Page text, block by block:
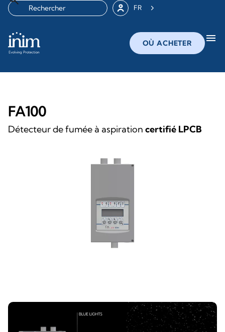
FR
OÙ ACHETER menu
FA100
Détecteur de fumée à aspiration certifié LPCB